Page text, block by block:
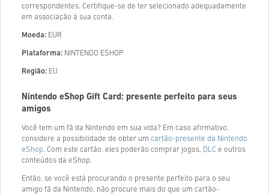
correspondentes. Certifique-se de ter selecionado adequadamente
em associação à sua conta.
Moeda: EUR
Plataforma: NINTENDO ESHOP
Região: EU
Nintendo eShop Gift Card: presente perfeito para seus
amigos
Você tem um fã da Nintendo em sua vida? Em caso afirmativo,
considere a possibilidade de obter um cartão-presente da Nintendo
eShop. Com este cartão, eles poderão comprar jogos, DLC e outros
conteúdos da eShop.
Então, se você está procurando o presente perfeito para o seu
amigo fã da Nintendo, não procure mais do que um cartão-